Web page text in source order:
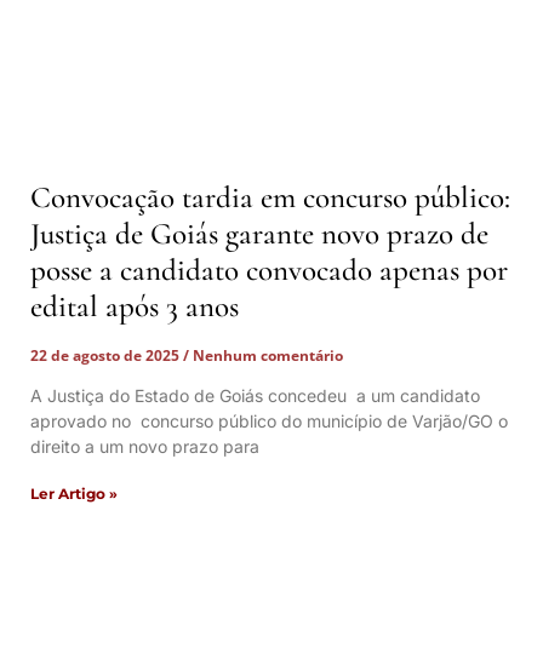
Convocação tardia em concurso público:
Justiça de Goiás garante novo prazo de
posse a candidato convocado apenas por
edital após 3 anos
22 de agosto de 2025
Nenhum comentário
A Justiça do Estado de Goiás concedeu a um candidato
aprovado no concurso público do município de Varjão/GO o
direito a um novo prazo para
Ler Artigo »